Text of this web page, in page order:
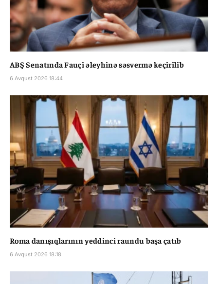
ABŞ Senatında Fauçi əleyhinə səsvermə keçirilib
6 Avqust 2026 18:44
Roma danışıqlarının yeddinci raundu başa çatıb
6 Avqust 2026 18:18